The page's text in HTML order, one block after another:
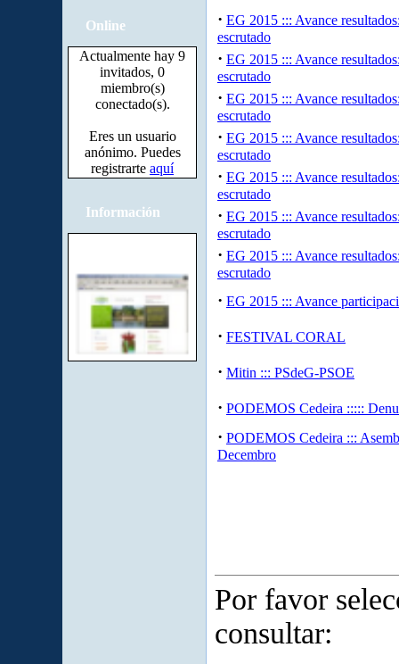
Online
Actualmente hay 9
invitados, 0
miembro(s)
conectado(s).
Eres un usuario
anónimo. Puedes
registrarte aquí
Información
· EG 2015 ::: Avance
escrutado
· EG 2015 ::: Avance
escrutado
· EG 2015 ::: Avance
escrutado
· EG 2015 ::: Avance
escrutado
· EG 2015 ::: Avance
escrutado
· EG 2015 ::: Avance
escrutado
· EG 2015 ::: Avance
escrutado
· EG 2015 ::: Avance
· FESTIVAL CORAL
· Mitin ::: PSdeG-PSOE
· PODEMOS Cedeira :::::
· PODEMOS Cedeira :::
Decembro
Por favor
consultar: